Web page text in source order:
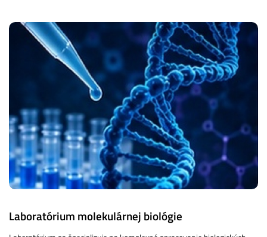
Laboratórium molekulárnej biológie